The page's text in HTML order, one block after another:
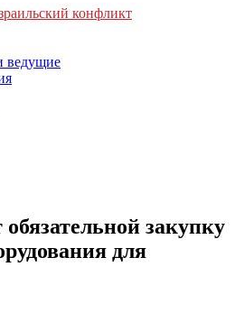
конфликт
ведущие
закупку
для